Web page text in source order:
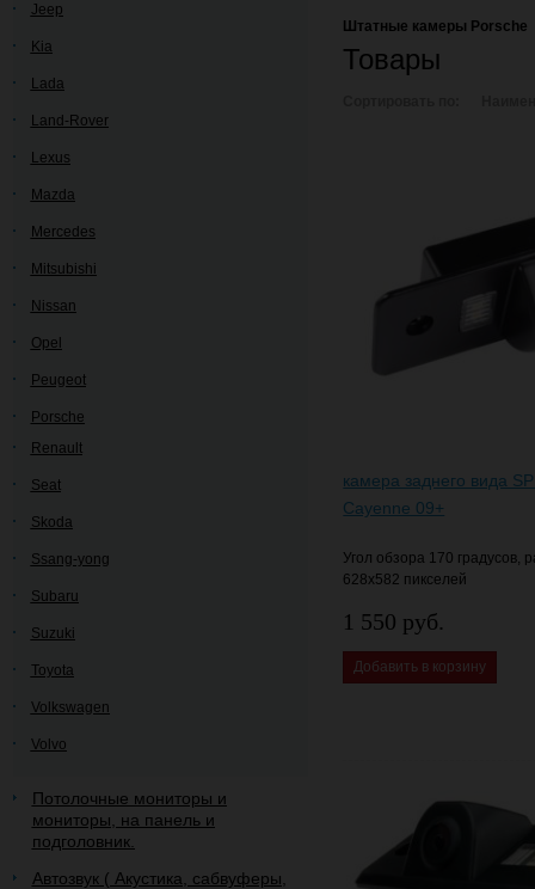
Jeep
Kia
Lada
Land-Rover
Lexus
Mazda
Mercedes
Mitsubishi
Nissan
Opel
Peugeot
Porsche
Renault
Seat
Skoda
Ssang-yong
Subaru
Suzuki
Toyota
Volkswagen
Volvo
Потолочные мониторы и
мониторы, на панель и
подголовник.
Автозвук ( Акустика, сабвуферы,
Штатные камеры Porsche
Товары
камера заднего вида
Cayenne 09+
Угол обзора 170 градусов,
628х582 пикселей
1 550 руб.
Добавить в корзину